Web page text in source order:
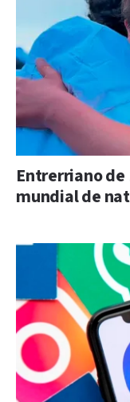
Entrerriano de
mundial de